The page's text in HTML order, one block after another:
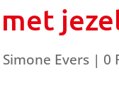
met
Simone Evers| 0